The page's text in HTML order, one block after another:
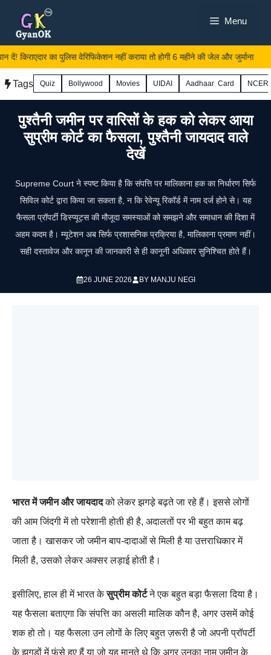
content
Menu
किराएदार का पुलिस वेरिफिकेशन नहीं कराया तो होगी 6 महीने की जेल और जुर्माना
Tags Quiz Bollywood Movies UIDAI Aadhaar Card
पुश्तैनी जमीन पर वारिसों के हक को लेकर आया
सुप्रीम कोर्ट का फैसला, पुश्तैनी जायदाद वाले
देखें
Supreme Court ने स्पष्ट किया है कि संपत्ति पर मालिकाना हक का निर्धारण सिर्फ
सिविल कोर्ट द्वारा किया जा सकता है, न कि रेवेन्यू रिकॉर्ड में नाम दर्ज होने से। यह
फैसला प्रॉपर्टी डिस्प्यूट्स की मौजूदा समस्याओं को समझने और समाधान की दिशा में
अहम कदम है। म्यूटेशन अब सिर्फ प्रशासनिक प्रक्रिया है, मालिकाना प्रमाण नहीं।
सही दस्तावेज और कानून की जानकारी से ही कानूनी अधिकार सुनिश्चित होते हैं।
26 JUNE 2026 BY MANJU NEGI
भारत में जमीन और जायदादको लेकर झगड़े बढ़ते जा रहे हैं। इससे लोगों
की आम जिंदगी में तो परेशानी होती ही है, अदालतों पर भी बहुत काम बढ़
जाता है। खासकर जो जमीन बाप-दादाओं से मिली है या उत्तराधिकार में
मिली है, उसको लेकर अक्सर लड़ाई होती है।
इसीलिए, हाल ही में भारत केसुप्रीम कोर्टने एक बहुत बड़ा फैसला दिया है।
यह फैसला बताएगा कि संपत्ति का असली मालिक कौन है, अगर उसमें कोई
शक हो तो। यह फैसला उन लोगों के लिए बहुत ज़रूरी है जो अपनी प्रॉपर्टी
के झगड़ों में फंसे हुए हैं या जो यह मानते थे कि अगर उनका नाम जमीन के